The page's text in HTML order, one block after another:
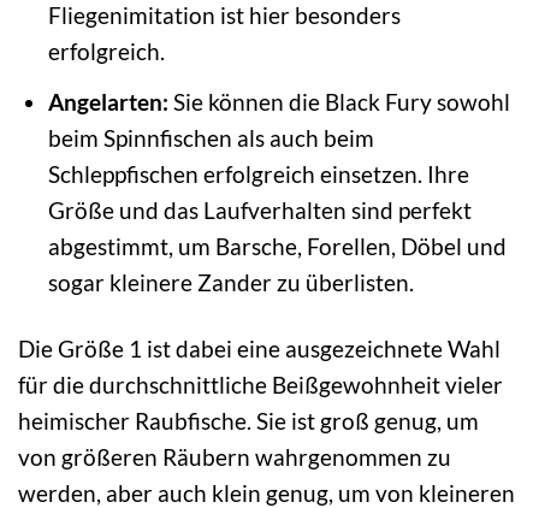
Fliegenimitation ist hier besonders
erfolgreich.
Angelarten: Sie können die Black Fury sowohl
beim Spinnfischen als auch beim
Schleppfischen erfolgreich einsetzen. Ihre
Größe und das Laufverhalten sind perfekt
abgestimmt, um Barsche, Forellen, Döbel und
sogar kleinere Zander zu überlisten.
Die Größe 1 ist dabei eine ausgezeichnete Wahl
für die durchschnittliche Beißgewohnheit vieler
heimischer Raubfische. Sie ist groß genug, um
von größeren Räubern wahrgenommen zu
werden, aber auch klein genug, um von kleineren